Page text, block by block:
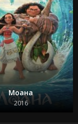
Моана
2016